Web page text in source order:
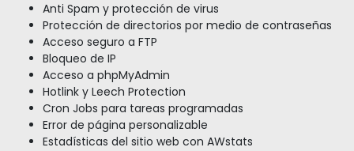
Anti Spam y protección de virus
Protección de directorios por medio de contraseñas
Acceso seguro a FTP
Bloqueo de IP
Acceso a phpMyAdmin
Hotlink y Leech Protection
Cron Jobs para tareas programadas
Error de página personalizable
Estadísticas del sitio web con AWstats